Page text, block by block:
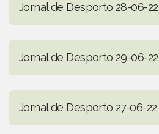
Jornal de Desporto 28-06-22
Jornal de Desporto 29-06-22
Jornal de Desporto 27-06-22